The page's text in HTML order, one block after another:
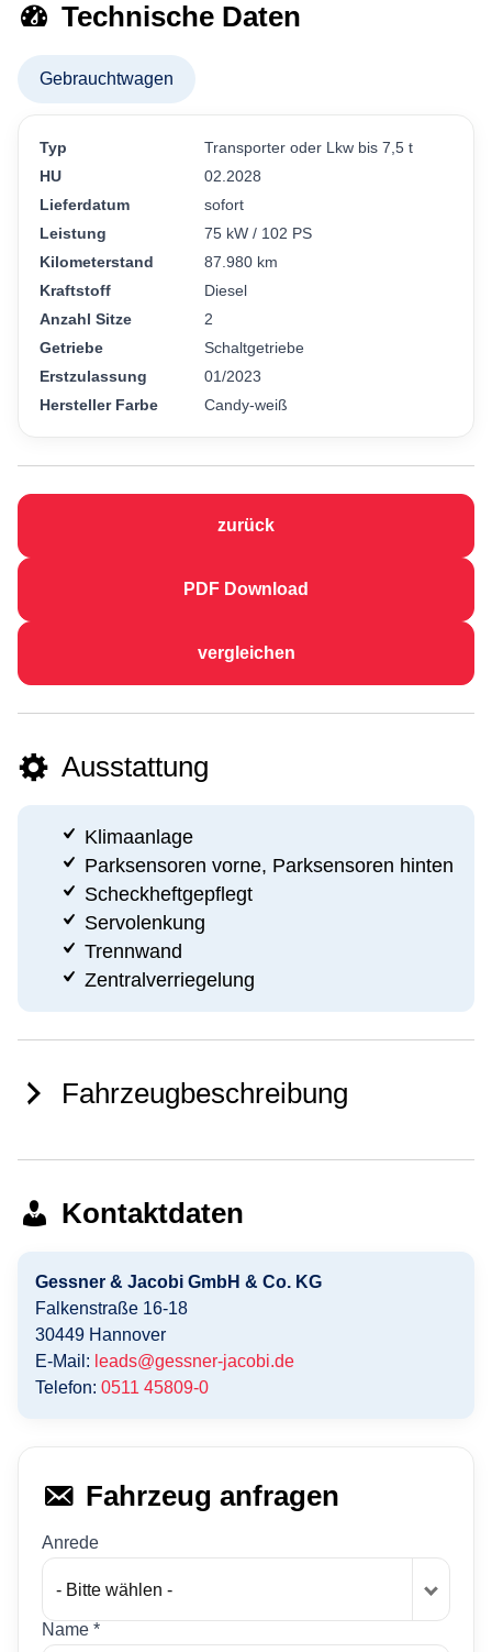
Technische Daten
Gebrauchtwagen
Typ
Transporter oder Lkw bis 7,5 t
HU
02.2028
Lieferdatum
sofort
Leistung
75 kW / 102 PS
Kilometerstand
87.980 km
Kraftstoff
Diesel
Anzahl Sitze
2
Getriebe
Schaltgetriebe
Erstzulassung
01/2023
Hersteller Farbe
Candy-weiß
zurück
PDF Download
vergleichen
Ausstattung
Klimaanlage
Parksensoren vorne, Parksensoren hinten
Scheckheftgepflegt
Servolenkung
Trennwand
Zentralverriegelung
Fahrzeugbeschreibung
Kontaktdaten
Gessner & Jacobi GmbH & Co. KG
Falkenstraße 16-18
30449 Hannover
E-Mail: leads@gessner-jacobi.de
Telefon: 0511 45809-0
Fahrzeug anfragen
Anrede
- Bitte wählen -
Name *